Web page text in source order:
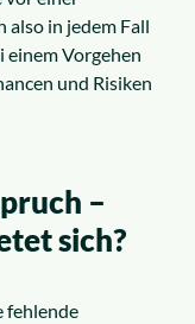
also in jedem Fall
einem Vorgehen
und Risiken
–
sich?
fehlende